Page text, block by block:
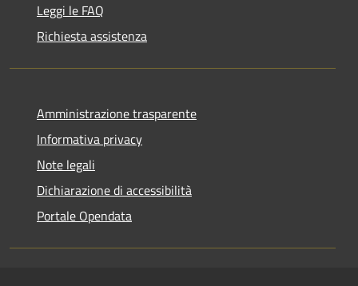
Leggi le FAQ
Richiesta assistenza
Amministrazione trasparente
Informativa privacy
Note legali
Dichiarazione di accessibilità
Portale Opendata